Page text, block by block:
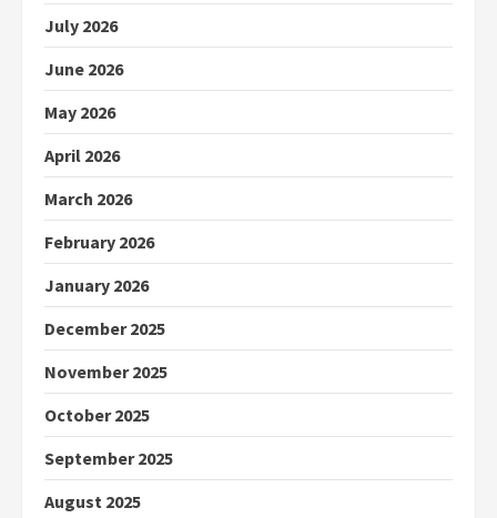
July 2026
June 2026
May 2026
April 2026
March 2026
February 2026
January 2026
December 2025
November 2025
October 2025
September 2025
August 2025